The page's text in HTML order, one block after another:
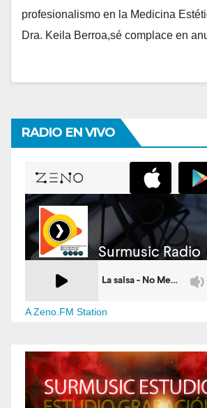
profesionalismo en la Medicina
Dra. Keila Berroa,sé complace en
RADIO EN VIVO
A Zeno.FM Station